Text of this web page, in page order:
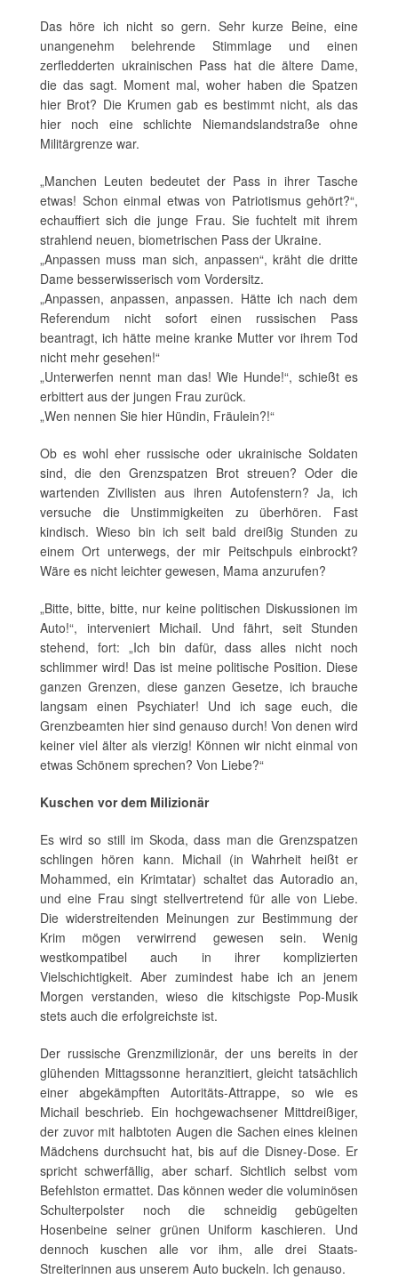
Das höre ich nicht so gern. Sehr kurze Beine, eine
unangenehm belehrende Stimmlage und einen
zerfledderten ukrainischen Pass hat die ältere Dame,
die das sagt. Moment mal, woher haben die Spatzen
hier Brot? Die Krumen gab es bestimmt nicht, als das
hier noch eine schlichte Niemandslandstraße ohne
Militärgrenze war.
„Manchen Leuten bedeutet der Pass in ihrer Tasche
etwas! Schon einmal etwas von Patriotismus gehört?“,
echauffiert sich die junge Frau. Sie fuchtelt mit ihrem
strahlend neuen, biometrischen Pass der Ukraine.
„Anpassen muss man sich, anpassen“, kräht die dritte
Dame besserwisserisch vom Vordersitz.
„Anpassen, anpassen, anpassen. Hätte ich nach dem
Referendum nicht sofort einen russischen Pass
beantragt, ich hätte meine kranke Mutter vor ihrem Tod
nicht mehr gesehen!“
„Unterwerfen nennt man das! Wie Hunde!“, schießt es
erbittert aus der jungen Frau zurück.
„Wen nennen Sie hier Hündin, Fräulein?!“
Ob es wohl eher russische oder ukrainische Soldaten
sind, die den Grenzspatzen Brot streuen? Oder die
wartenden Zivilisten aus ihren Autofenstern? Ja, ich
versuche die Unstimmigkeiten zu überhören. Fast
kindisch. Wieso bin ich seit bald dreißig Stunden zu
einem Ort unterwegs, der mir Peitschpuls einbrockt?
Wäre es nicht leichter gewesen, Mama anzurufen?
„Bitte, bitte, bitte, nur keine politischen Diskussionen im
Auto!“, interveniert Michail. Und fährt, seit Stunden
stehend, fort: „Ich bin dafür, dass alles nicht noch
schlimmer wird! Das ist meine politische Position. Diese
ganzen Grenzen, diese ganzen Gesetze, ich brauche
langsam einen Psychiater! Und ich sage euch, die
Grenzbeamten hier sind genauso durch! Von denen wird
keiner viel älter als vierzig! Können wir nicht einmal von
etwas Schönem sprechen? Von Liebe?“
Kuschen vor dem Milizionär
Es wird so still im Skoda, dass man die Grenzspatzen
schlingen hören kann. Michail (in Wahrheit heißt er
Mohammed, ein Krimtatar) schaltet das Autoradio an,
und eine Frau singt stellvertretend für alle von Liebe.
Die widerstreitenden Meinungen zur Bestimmung der
Krim mögen verwirrend gewesen sein. Wenig
westkompatibel auch in ihrer komplizierten
Vielschichtigkeit. Aber zumindest habe ich an jenem
Morgen verstanden, wieso die kitschigste Pop-Musik
stets auch die erfolgreichste ist.
Der russische Grenzmilizionär, der uns bereits in der
glühenden Mittagssonne heranzitiert, gleicht tatsächlich
einer abgekämpften Autoritäts-Attrappe, so wie es
Michail beschrieb. Ein hochgewachsener Mittdreißiger,
der zuvor mit halbtoten Augen die Sachen eines kleinen
Mädchens durchsucht hat, bis auf die Disney-Dose. Er
spricht schwerfällig, aber scharf. Sichtlich selbst vom
Befehlston ermattet. Das können weder die voluminösen
Schulterpolster noch die schneidig gebügelten
Hosenbeine seiner grünen Uniform kaschieren. Und
dennoch kuschen alle vor ihm, alle drei Staats-
Streiterinnen aus unserem Auto buckeln. Ich genauso.